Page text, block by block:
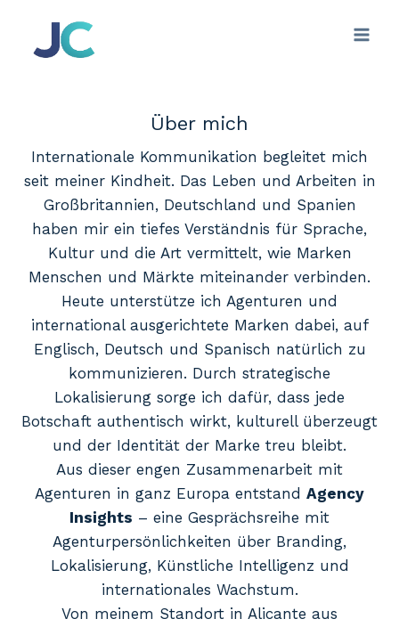
springen
Über mich
Internationale Kommunikation begleitet mich
seit meiner Kindheit. Das Leben und Arbeiten in
Großbritannien, Deutschland und Spanien
haben mir ein tiefes Verständnis für Sprache,
Kultur und die Art vermittelt, wie Marken
Menschen und Märkte miteinander verbinden.
Heute unterstütze ich Agenturen und
international ausgerichtete Marken dabei, auf
Englisch, Deutsch und Spanisch natürlich zu
kommunizieren. Durch strategische
Lokalisierung sorge ich dafür, dass jede
Botschaft authentisch wirkt, kulturell überzeugt
und der Identität der Marke treu bleibt.
Aus dieser engen Zusammenarbeit mit
Agenturen in ganz Europa entstand Agency
Insights – eine Gesprächsreihe mit
Agenturpersönlichkeiten über Branding,
Lokalisierung, Künstliche Intelligenz und
internationales Wachstum.
Von meinem Standort in Alicante aus